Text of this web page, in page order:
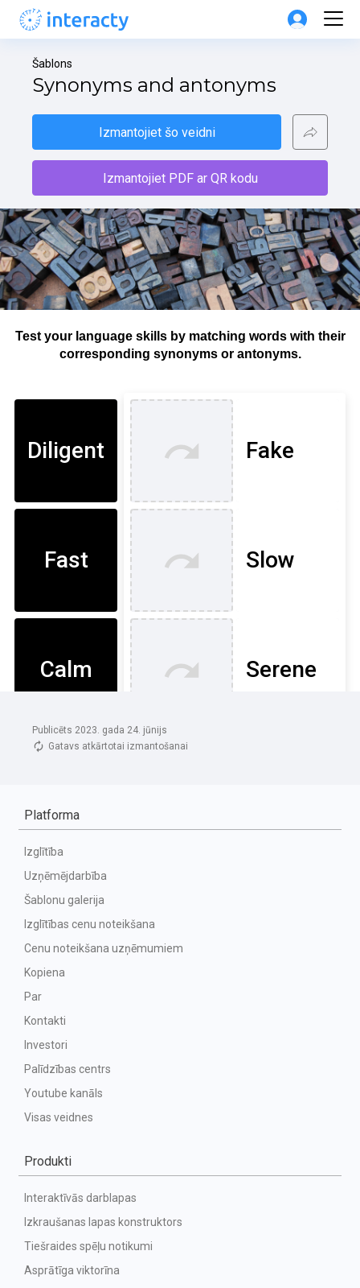
Publicēts 2023. gada 24. jūnijs
Gatavs atkārtotai izmantošanai
Šablons
Synonyms and antonyms
Izmantojiet šo veidni
Izmantojiet PDF ar QR kodu
Platforma
Izglītība
Uzņēmējdarbība
Šablonu galerija
Izglītības cenu noteikšana
Cenu noteikšana uzņēmumiem
Kopiena
Par
Kontakti
Investori
Palīdzības centrs
Youtube kanāls
Visas veidnes
Produkti
Interaktīvās darblapas
Izkraušanas lapas konstruktors
Tiešraides spēļu notikumi
Asprātīga viktorīna